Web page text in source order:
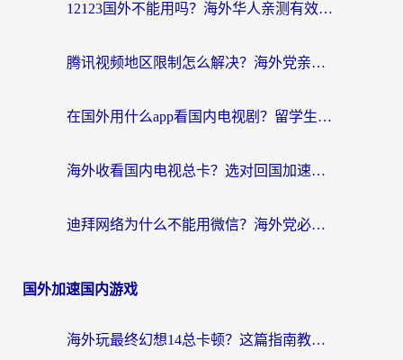
12123国外不能用吗？海外华人亲测有效的回国加速方案来了
腾讯视频地区限制怎么解决？海外党亲测有效的回国加速器选择指南
在国外用什么app看国内电视剧？留学生亲测有效的回国加速方案
海外收看国内电视总卡？选对回国加速器，让你流畅追《狂飙》《长相思》
迪拜网络为什么不能用微信？海外党必看的回国加速解决方案
国外加速国内游戏
海外玩最终幻想14总卡顿？这篇指南教你选对加速器（附非洲美国玩家实测）